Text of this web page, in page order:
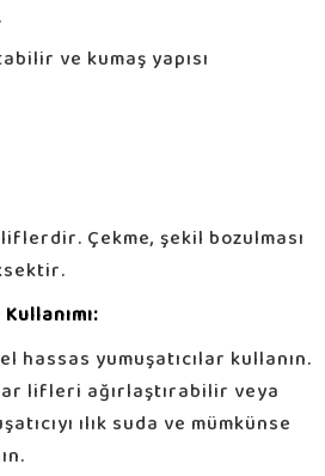
ve kumaş yapısı
Çekme, şekil bozulması
hassas yumuşatıcılar kullanın.
lifleri ağırlaştırabilir veya
ılık suda ve mümkünse